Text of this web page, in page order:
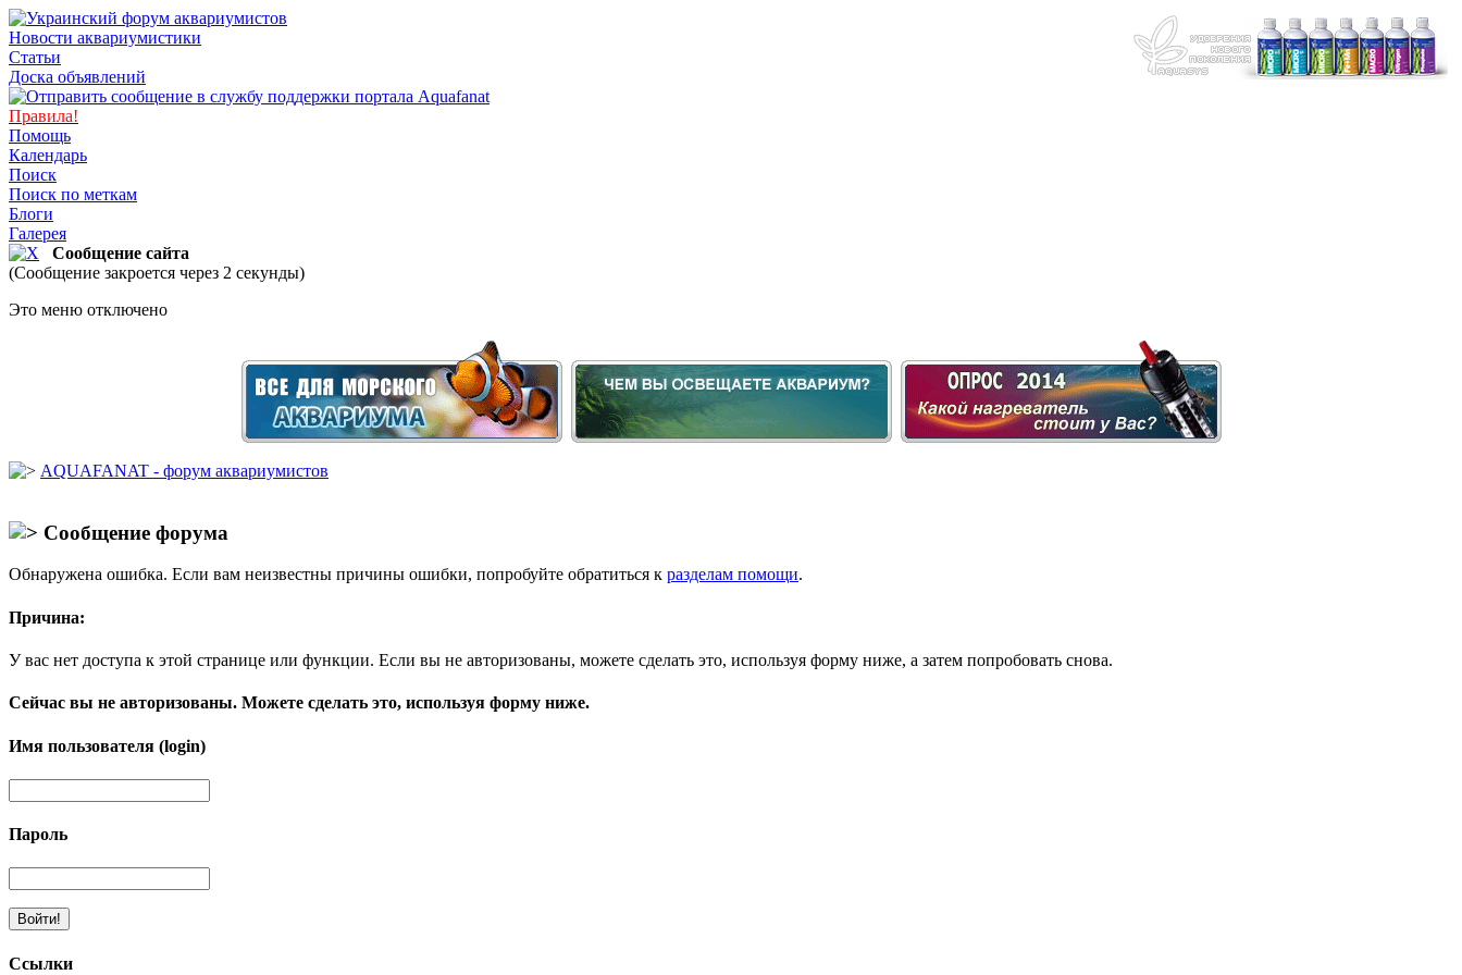
Новости аквариумистики
Статьи
Доска объявлений
Правила!
Помощь
Календарь
Поиск
Поиск по меткам
Блоги
Галерея
Сообщение сайта
(Сообщение закроется через 2 секунды)
Это меню отключено
AQUAFANAT - форум аквариумистов
Сообщение форума
Обнаружена ошибка. Если вам неизвестны причины ошибки, попробуйте обратиться к разделам помощи.
Причина:
У вас нет доступа к этой странице или функции. Если вы не авторизованы, можете сделать это, используя форму ниже, а затем попробовать снова.
Сейчас вы не авторизованы. Можете сделать это, используя форму ниже.
Имя пользователя (login)
Пароль
Ссылки